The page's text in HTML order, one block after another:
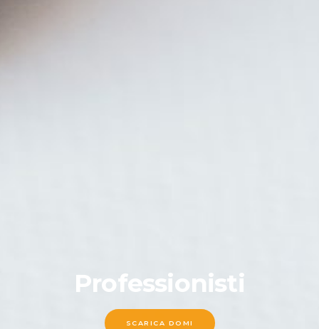
Professionisti
SCARICA DOMI